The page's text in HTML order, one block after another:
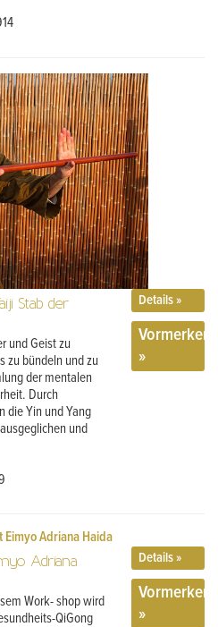
Stab der
und Geist zu
zu bündeln und zu
der mentalen
Durch
die Yin und Yang
und
Details »
Vormerken
»
Adriana
Work- shop wird
QiGong
Details »
Vormerken
»